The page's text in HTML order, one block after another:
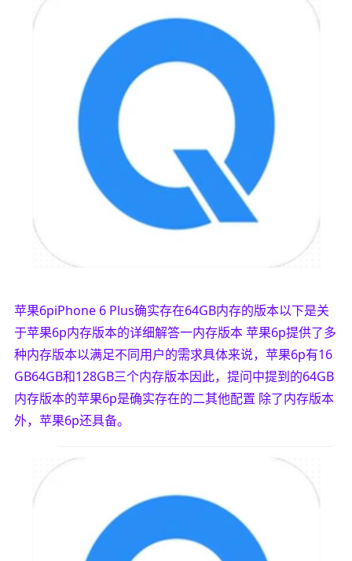
苹果6piPhone 6 Plus确实存在64GB内存的版本以下是关
于苹果6p内存版本的详细解答一内存版本 苹果6p提供了多
种内存版本以满足不同用户的需求具体来说，苹果6p有16
GB64GB和128GB三个内存版本因此，提问中提到的64GB
内存版本的苹果6p是确实存在的二其他配置 除了内存版本
外，苹果6p还具备。